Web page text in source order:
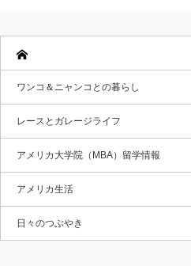
ワンコ＆ニャンコとの暮らし
レースとガレージライフ
アメリカ大学院（MBA）留学情報
アメリカ生活
日々のつぶやき